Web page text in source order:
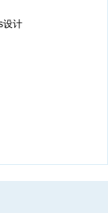
设计